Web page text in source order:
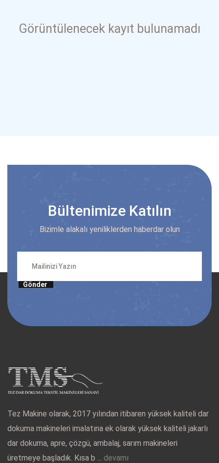
Görüntülenecek kayıt bulunamadı
Bültenimize Katılın
Bizimle alakalı yeniliklerden haberdar olun
Gönder
Tez Makine olarak, 2017 yılından itibaren yüksek kaliteli dar
dokuma makineleri imalatına ek olarak yüksek kaliteli jakarlı
dar dokuma, apre, çözgü, ambalaj, sarım makineleri
üretmeye başladık. Kısa b ... devamı